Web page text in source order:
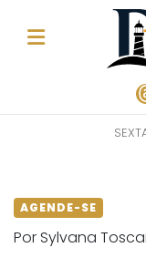
AGENDE-SE
Por Sylvana